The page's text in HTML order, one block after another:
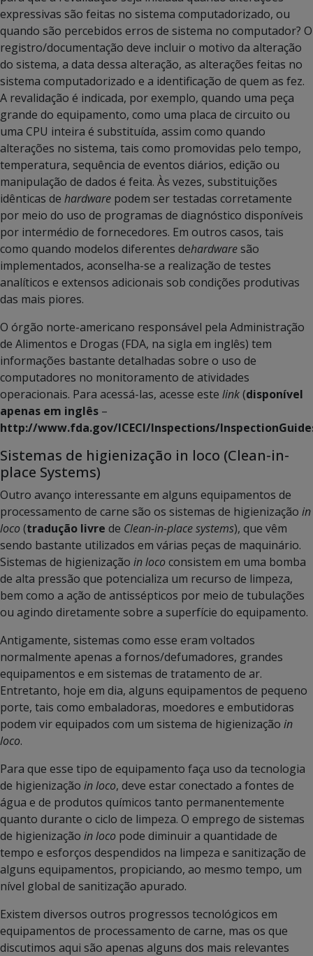
expressivas são feitas no sistema computadorizado, ou
quando são percebidos erros de sistema no computador? O
registro/documentação deve incluir o motivo da alteração
do sistema, a data dessa alteração, as alterações feitas no
sistema computadorizado e a identificação de quem as fez.
A revalidação é indicada, por exemplo, quando uma peça
grande do equipamento, como uma placa de circuito ou
uma CPU inteira é substituída, assim como quando
alterações no sistema, tais como promovidas pelo tempo,
temperatura, sequência de eventos diários, edição ou
manipulação de dados é feita. Às vezes, substituições
idênticas de hardware podem ser testadas corretamente
por meio do uso de programas de diagnóstico disponíveis
por intermédio de fornecedores. Em outros casos, tais
como quando modelos diferentes dehardwaresão
implementados, aconselha-se a realização de testes
analíticos e extensos adicionais sob condições produtivas
das mais piores.
O órgão norte-americano responsável pela Administração
de Alimentos e Drogas (FDA, na sigla em inglês) tem
informações bastante detalhadas sobre o uso de
computadores no monitoramento de atividades
operacionais. Para acessá-las, acesse este link(disponível
apenas em inglês –
http://www.fda.gov/ICECI/Inspections/
Sistemas de higienização in loco (Clean-in-
place Systems)
Outro avanço interessante em alguns equipamentos de
processamento de carne são os sistemas de higienização in
loco(tradução livre de Clean-in-place systems), que vêm
sendo bastante utilizados em várias peças de maquinário.
Sistemas de higienização in lococonsistem em uma bomba
de alta pressão que potencializa um recurso de limpeza,
bem como a ação de antissépticos por meio de tubulações
ou agindo diretamente sobre a superfície do equipamento.
Antigamente, sistemas como esse eram voltados
normalmente apenas a fornos/defumadores, grandes
equipamentos e em sistemas de tratamento de ar.
Entretanto, hoje em dia, alguns equipamentos de pequeno
porte, tais como embaladoras, moedores e embutidoras
podem vir equipados com um sistema de higienização in
loco.
Para que esse tipo de equipamento faça uso da tecnologia
de higienização in loco, deve estar conectado a fontes de
água e de produtos químicos tanto permanentemente
quanto durante o ciclo de limpeza. O emprego de sistemas
de higienização in loco pode diminuir a quantidade de
tempo e esforços despendidos na limpeza e sanitização de
alguns equipamentos, propiciando, ao mesmo tempo, um
nível global de sanitização apurado.
Existem diversos outros progressos tecnológicos em
equipamentos de processamento de carne, mas os que
discutimos aqui são apenas alguns dos mais relevantes